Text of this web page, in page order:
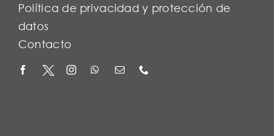
Política de privacidad y protección de
datos
Contacto